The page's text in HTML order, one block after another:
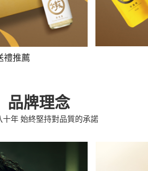
禮推薦
品牌理念
十年 始終堅持對品質的承諾